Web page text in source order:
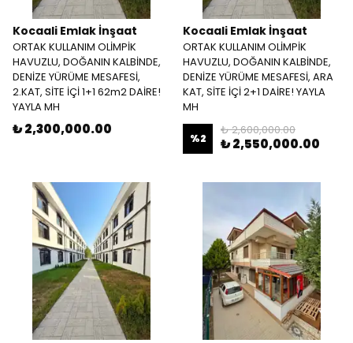
Kocaali Emlak İnşaat
ORTAK KULLANIM OLİMPİK
HAVUZLU, DOĞANIN KALBİNDE,
DENİZE YÜRÜME MESAFESİ,
2.KAT, SİTE İÇİ 1+1 62m2 DAİRE!
YAYLA MH
₺ 2,300,000.00
Kocaali Emlak İnşaat
ORTAK KULLANIM OLİMPİK
HAVUZLU, DOĞANIN KALBİNDE,
DENİZE YÜRÜME MESAFESİ, ARA
KAT, SİTE İÇİ 2+1 DAİRE! YAYLA
MH
%2
₺ 2,600,000.00
₺ 2,550,000.00